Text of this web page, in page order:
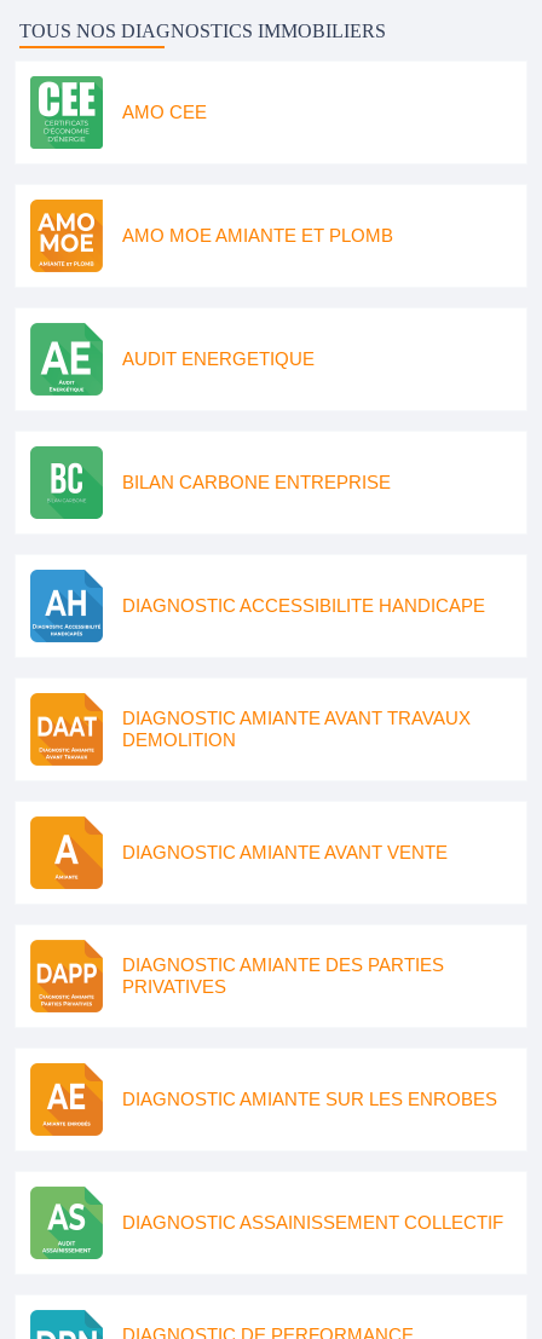
TOUS NOS DIAGNOSTICS IMMOBILIERS
AMO CEE
AMO MOE AMIANTE ET PLOMB
AUDIT ENERGETIQUE
BILAN CARBONE ENTREPRISE
DIAGNOSTIC ACCESSIBILITE HANDICAPE
DIAGNOSTIC AMIANTE AVANT TRAVAUX
DEMOLITION
DIAGNOSTIC AMIANTE AVANT VENTE
DIAGNOSTIC AMIANTE DES PARTIES
PRIVATIVES
DIAGNOSTIC AMIANTE SUR LES ENROBES
DIAGNOSTIC ASSAINISSEMENT COLLECTIF
DIAGNOSTIC DE PERFORMANCE